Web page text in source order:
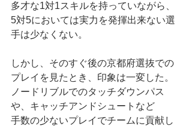
多才な1対1スキルを持っていながら、
5対5においては実力を発揮出来ない選
手は少なくない。
しかし、そのすぐ後の京都府選抜での
プレイを見たとき、印象は一変した。
ノードリブルでのタッチダウンパス
や、キャッチアンドシュートなど
手数の少ないプレイでチームに貢献し